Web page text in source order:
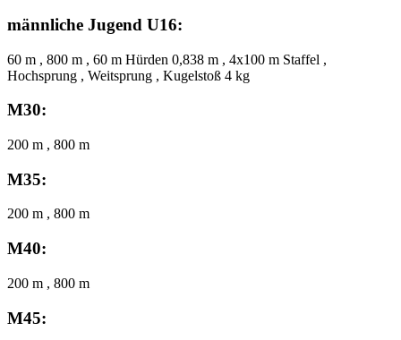
männliche Jugend U16:
60 m , 800 m , 60 m Hürden 0,838 m , 4x100 m Staffel ,
Hochsprung , Weitsprung , Kugelstoß 4 kg
M30:
200 m , 800 m
M35:
200 m , 800 m
M40:
200 m , 800 m
M45: